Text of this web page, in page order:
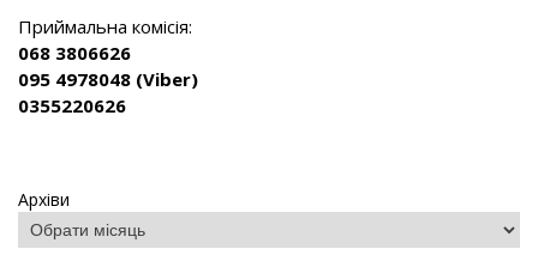
Приймальна комісія:
068 3806626
095 4978048 (Viber)
0355220626
Архіви